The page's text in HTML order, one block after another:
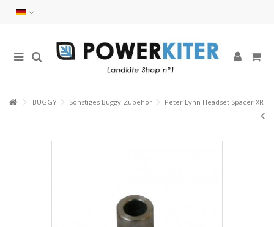
BUGGY Sonstiges Buggy-Zubehör Peter Lynn Headset Spacer XR